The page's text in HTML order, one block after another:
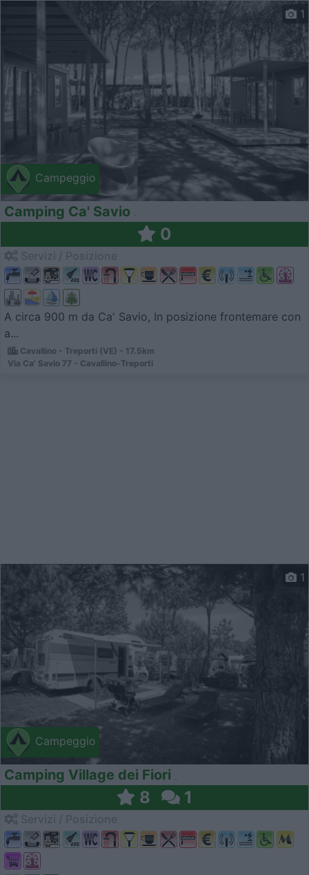
Campeggio
1
Camping Ca' Savio
0
A circa 900 m da Ca' Savio, In posizione frontemare con
a...
Cavallino - Treporti (VE) - 17.5km
Via Ca' Savio 77 - Cavallino-Treporti
Campeggio
1
Camping Village dei Fiori
8 1